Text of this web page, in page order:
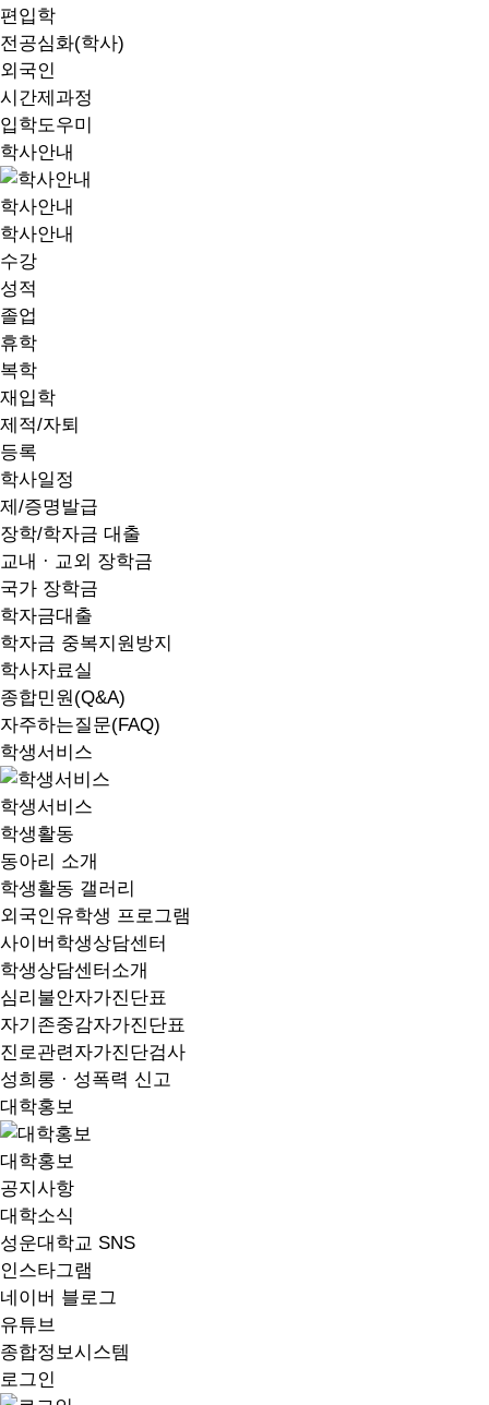
편입학
전공심화(학사)
외국인
시간제과정
입학도우미
학사안내
학사안내
학사안내
수강
성적
졸업
휴학
복학
재입학
제적/자퇴
등록
학사일정
제/증명발급
장학/학자금 대출
교내 · 교외 장학금
국가 장학금
학자금대출
학자금 중복지원방지
학사자료실
종합민원(Q&A)
자주하는질문(FAQ)
학생서비스
학생서비스
학생활동
동아리 소개
학생활동 갤러리
외국인유학생 프로그램
사이버학생상담센터
학생상담센터소개
심리불안자가진단표
자기존중감자가진단표
진로관련자가진단검사
성희롱 · 성폭력 신고
대학홍보
대학홍보
공지사항
대학소식
성운대학교 SNS
인스타그램
네이버 블로그
유튜브
종합정보시스템
로그인